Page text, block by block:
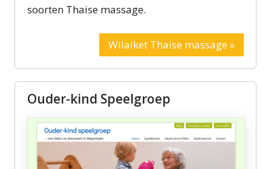
soorten Thaise massage.
Wilaiket Thaise massage »
Ouder-kind Speelgroep